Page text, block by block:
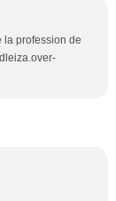
la profession de